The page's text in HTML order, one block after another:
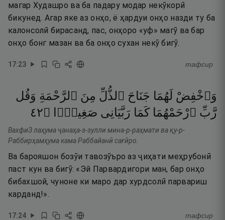
магар Худашро ва ба падару модар некӯкорӣ
бикунед. Агар яке аз онҳо, ё ҳардуи онҳо назди ту ба
калонсолӣ бирасанд, пас, онҳоро «уф» магӯ ва бар
онҳо бонг мазан ва ба онҳо сухан некӯ бигӯ.
17:23 тафсир
وَٱخْفِضْ لَهُمَا جَنَاحَ ٱلذُّلِّ مِنَ ٱلرَّحْمَةِ وَقُل
رَّبِّ ٱرْحَمْهُمَا كَمَا رَبَّيَانِى صَغِيرًۭا ۝٢٤
ВахфиЗ лаҳума ҷанаҳа-з-зулли мина-р-раҳмати ва қу-р-
Раббирҳамҳума кама Раббайанӣ сағӣро.
Ва барояшон бозӯи тавозӯъро аз ҷиҳати меҳрубонӣ
паст кун ва бигӯ: «Эй Парвардигори ман, бар онҳо
бибахшой, чуноне ки маро дар хурдсолӣ парвариш
карданд!».
17:24 тафсир